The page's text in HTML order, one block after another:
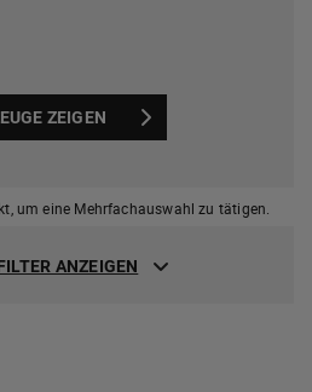
ZEIGEN
um eine Mehrfachauswahl zu tätigen.
ANZEIGEN